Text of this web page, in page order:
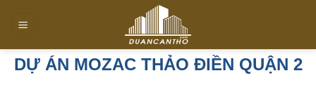
đến
dungDỰ ÁN MOZAC THẢO ĐIỀN QUẬN 2